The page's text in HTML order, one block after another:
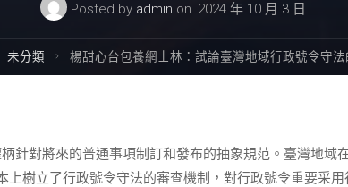
Posted by admin on 2024 年 10 月 3 日
未分類 楊甜心台包養網士林：試論臺灣地域行政號令守法
針對將來的普通事項制訂和發布的抽象規范。臺灣地域
樹立了行政號令守法的審查機制，對行政號令重要采用